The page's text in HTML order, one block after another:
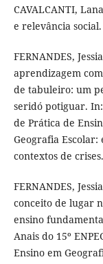
CAVALCANTI,
e relevância
FERNANDES,
aprendizagem
de tabuleiro: um
seridó potiguar. In:
de Prática de
Geografia Escolar:
contextos de
FERNANDES,
conceito de lugar
ensino
Anais do 15º
Ensino em